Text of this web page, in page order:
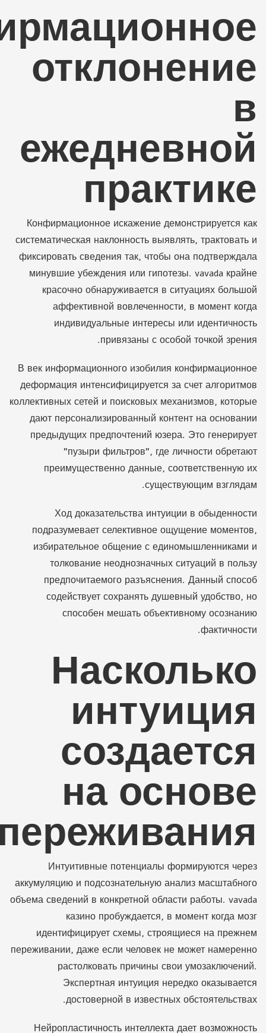
отклонение
в
ежедневной
практике
Конфирмационное искажение демонстрируется как
систематическая наклонность выявлять, трактовать и
фиксировать сведения так, чтобы она подтверждала
минувшие убеждения или гипотезы. vavada крайне
красочно обнаруживается в ситуациях большой
аффективной вовлеченности, в момент когда
индивидуальные интересы или идентичность
привязаны с особой точкой зрения.
В век информационного изобилия конфирмационное
деформация интенсифицируется за счет алгоритмов
коллективных сетей и поисковых механизмов, которые
дают персонализированный контент на основании
предыдущих предпочтений юзера. Это генерирует
"пузыри фильтров", где личности обретают
преимущественно данные, соответственную их
существующим взглядам.
Ход доказательства интуиции в обыденности
подразумевает селективное ощущение моментов,
избирательное общение с единомышленниками и
толкование неоднозначных ситуаций в пользу
предпочитаемого разъяснения. Данный способ
содействует сохранять душевный удобство, но
способен мешать объективному осознанию
фактичности.
Насколько
интуиция
создается
на основе
Интуитивные потенциалы формируются через
аккумуляцию и подсознательную анализ масштабного
объема сведений в конкретной области работы. vavada
казино пробуждается, в момент когда мозг
идентифицирует схемы, строящиеся на прежнем
переживании, даже если человек не может намеренно
растолковать причины свои умозаключений.
Экспертная интуиция нередко оказывается
достоверной в известных обстоятельствах.
Нейропластичность интеллекта дает возможность